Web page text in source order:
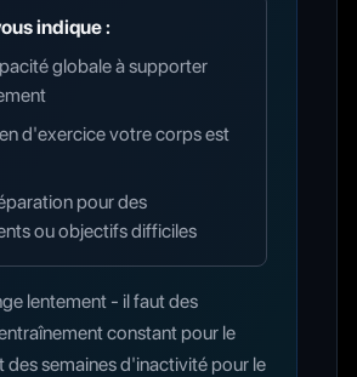
indique :
globale à supporter
d'exercice votre corps est
pour des
ou objectifs difficiles
lentement - il faut des
constant pour le
des semaines d'inactivité pour le